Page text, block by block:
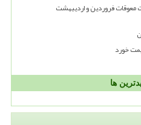
معوقات فروردین و اردیبهشت
ها